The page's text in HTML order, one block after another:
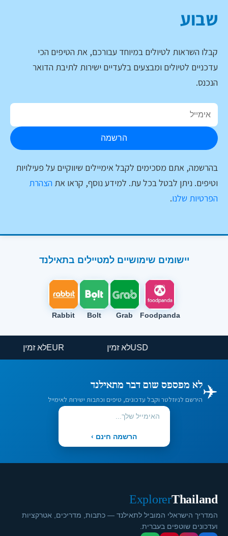
שבוע
קבלו השראות לטיולים במיוחד עבורכם, את הטיפים הכי
עדכניים לטיולים ומבצעים בלעדיים ישירות לתיבת הדואר
הנכנס.
הרשמה
בהרשמה, אתם מסכימים לקבל אימיילים שיווקיים על פעילויות
וטיפים. ניתן לבטל בכל עת. למידע נוסף, קראו את הצהרת
הפרטיות שלנו.
יישומים שימושיים למטיילים בתאילנד
Foodpanda
Grab
Bolt
Rabbit
USDלא זמין EURלא זמין
✈️לא מפספס שום דבר מתאילנד
הירשם לניוזלטר וקבל עדכונים, טיפים וכתבות ישירות לאימייל
הרשמה חינם ›
Thailand
Explorer
המדריך הישראלי המוביל לתאילנד — כתבות, מדריכים, אטרקציות
ועדכונים שוטפים בעברית.